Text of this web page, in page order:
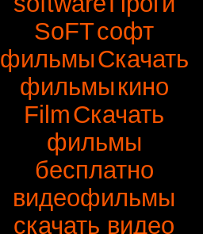
SoFTсофт
фильмыСкачать
фильмыкино
FilmСкачать
фильмы
бесплатно
видеофильмы
скачать видео